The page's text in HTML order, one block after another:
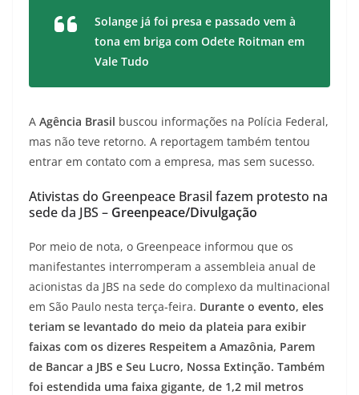
Solange já foi presa e passado vem à
tona em briga com Odete Roitman em
Vale Tudo
A Agência Brasil buscou informações na Polícia Federal,
mas não teve retorno. A reportagem também tentou
entrar em contato com a empresa, mas sem sucesso.
Ativistas do Greenpeace Brasil fazem protesto na
sede da JBS – Greenpeace/Divulgação
Por meio de nota, o Greenpeace informou que os
manifestantes interromperam a assembleia anual de
acionistas da JBS na sede do complexo da multinacional
em São Paulo nesta terça-feira. Durante o evento, eles
teriam se levantado do meio da plateia para exibir
faixas com os dizeres Respeitem a Amazônia, Parem
de Bancar a JBS e Seu Lucro, Nossa Extinção. Também
foi estendida uma faixa gigante, de 1,2 mil metros